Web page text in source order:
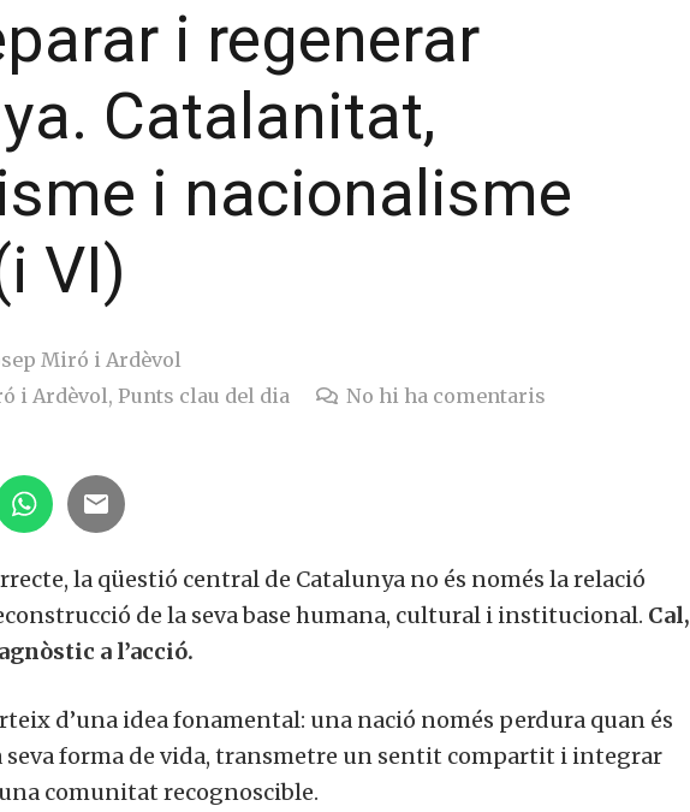
i regenerar
Catalanitat,
i nacionalisme
VI)
Miró i Ardèvol
i Ardèvol,Punts clau del dia No hi ha comentaris
la qüestió central de Catalunya no és només la relació
de la seva base humana, cultural i institucional. Cal,
a l’acció.
d’una idea fonamental: una nació només perdura quan és
seva forma de vida, transmetre un sentit compartit i integrar
comunitat recognoscible.